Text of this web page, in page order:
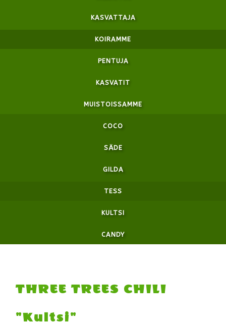
KASVATTAJA
KOIRAMME
PENTUJA
KASVATIT
MUISTOISSAMME
COCO
SÄDE
GILDA
TESS
KULTSI
CANDY
THREE TREES CHILI
"Kultsi"